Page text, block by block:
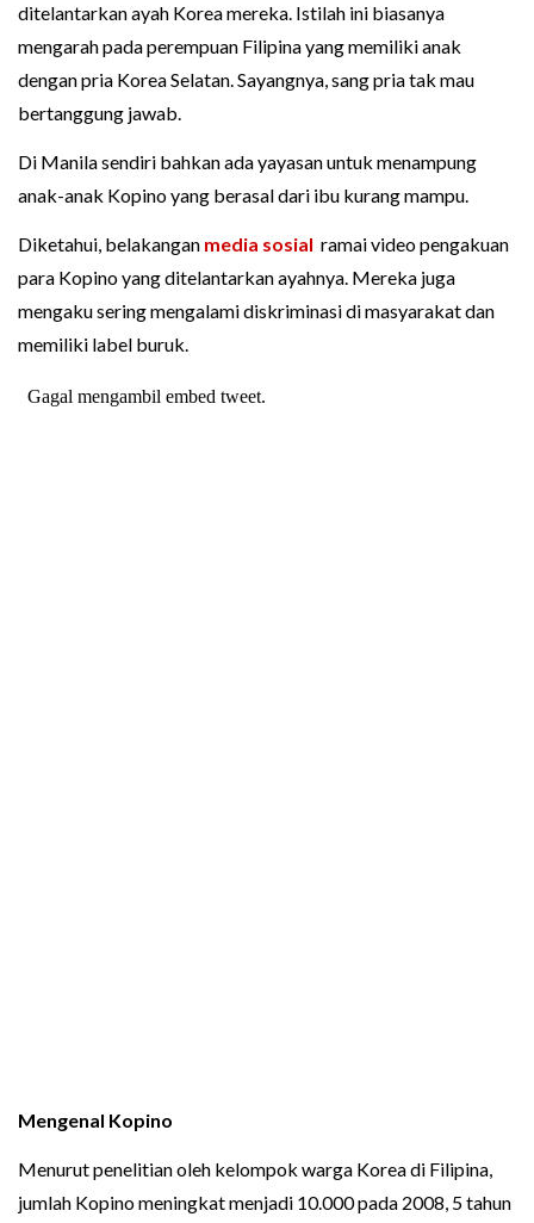
ditelantarkan ayah Korea mereka. Istilah ini biasanya
mengarah pada perempuan Filipina yang memiliki anak
dengan pria Korea Selatan. Sayangnya, sang pria tak mau
bertanggung jawab.
Di Manila sendiri bahkan ada yayasan untuk menampung
anak-anak Kopino yang berasal dari ibu kurang mampu.
Diketahui, belakangan media sosial ramai video pengakuan
para Kopino yang ditelantarkan ayahnya. Mereka juga
mengaku sering mengalami diskriminasi di masyarakat dan
memiliki label buruk.
Mengenal Kopino
Menurut penelitian oleh kelompok warga Korea di Filipina,
jumlah Kopino meningkat menjadi 10.000 pada 2008, 5 tahun